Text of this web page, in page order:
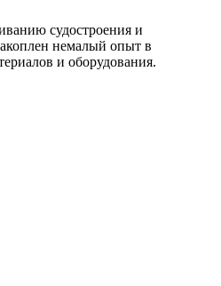
судостроения и
немалый опыт в
и оборудования.